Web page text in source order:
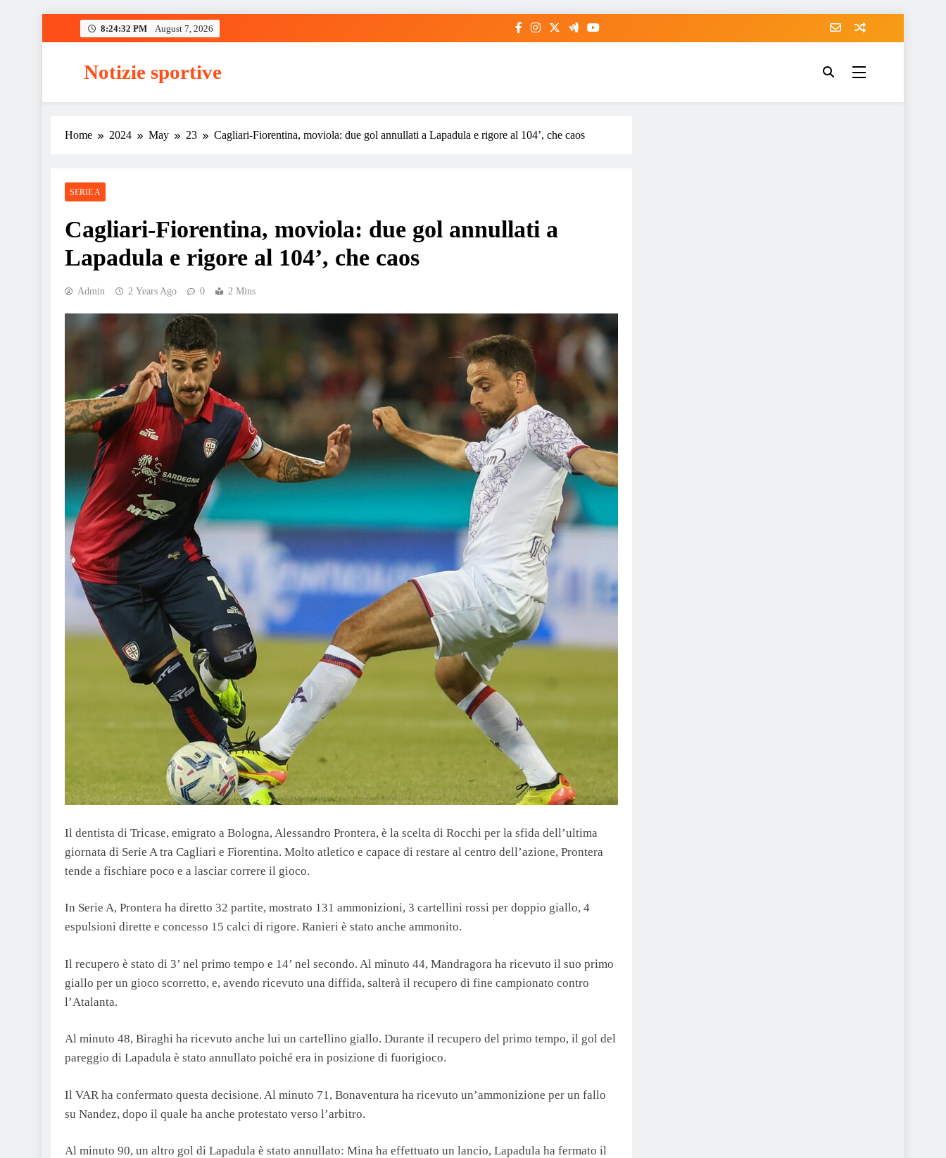
8:24:33 PM August 7, 2026
Notizie sportive
Home 2024 May 23 Cagliari-Fiorentina, moviola: due gol annullati a Lapadula e rigore al 104’, che caos
SERIE A
Cagliari-Fiorentina, moviola: due gol annullati a
Lapadula e rigore al 104’, che caos
Admin 2 Years Ago 0 2 Mins
Il dentista di Tricase, emigrato a Bologna, Alessandro Prontera, è la scelta di Rocchi per la sfida dell’ultima
giornata di Serie A tra Cagliari e Fiorentina. Molto atletico e capace di restare al centro dell’azione, Prontera
tende a fischiare poco e a lasciar correre il gioco.
In Serie A, Prontera ha diretto 32 partite, mostrato 131 ammonizioni, 3 cartellini rossi per doppio giallo, 4
espulsioni dirette e concesso 15 calci di rigore. Ranieri è stato anche ammonito.
Il recupero è stato di 3’ nel primo tempo e 14’ nel secondo. Al minuto 44, Mandragora ha ricevuto il suo primo
giallo per un gioco scorretto, e, avendo ricevuto una diffida, salterà il recupero di fine campionato contro
l’Atalanta.
Al minuto 48, Biraghi ha ricevuto anche lui un cartellino giallo. Durante il recupero del primo tempo, il gol del
pareggio di Lapadula è stato annullato poiché era in posizione di fuorigioco.
Il VAR ha confermato questa decisione. Al minuto 71, Bonaventura ha ricevuto un’ammonizione per un fallo
su Nandez, dopo il quale ha anche protestato verso l’arbitro.
Al minuto 90, un altro gol di Lapadula è stato annullato: Mina ha effettuato un lancio, Lapadula ha fermato il